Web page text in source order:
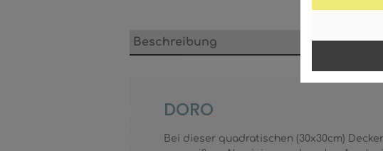
Beschreibung Merkmale
DORO
Bei dieser quadratischen (30x30cm)